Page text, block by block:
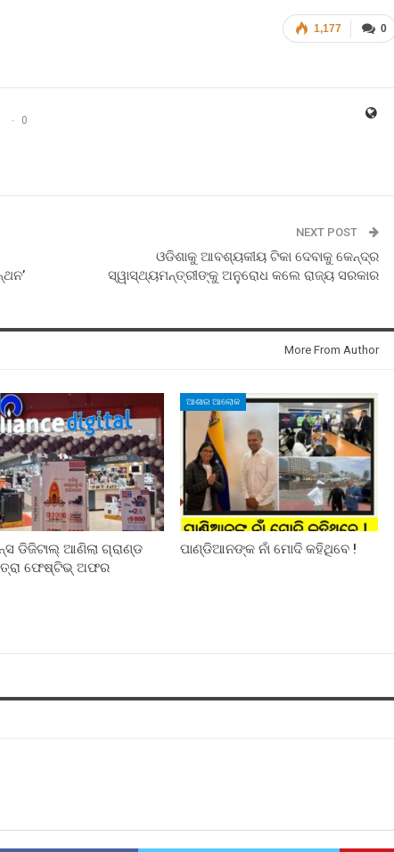
0
1,177
0
NEXT POST
ଓଡିଶାକୁ ଆବଶ୍ୟକୀୟ ଟିକା ଦେବାକୁ କେନ୍ଦ୍ର
ସ୍ୱାସ୍ଥ୍ୟମନ୍ତ୍ରୀଙ୍କୁ ଅନୁରୋଧ କଲେ ରାଜ୍ୟ ସରକାର
More From Author
ଡିଜିଟାଲ୍ ଆଣିଲା ଗ୍ରାଣ୍ଡ
ଫେଷ୍ଟିଭ୍ ଅଫର
ଆଶାର ଆଲୋକ
ପାଣ୍ଡିଆନଙ୍କ ନାଁ ମୋଦି କହିଥିବେ !